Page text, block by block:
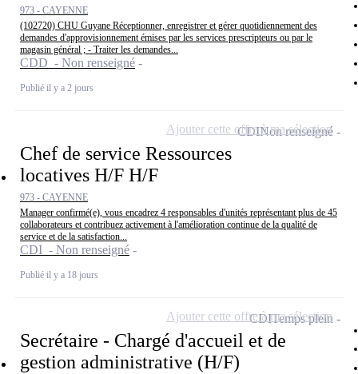
973 - CAYENNE
(102720) CHU Guyane Réceptionner, enregistrer et gérer quotidiennement des
demandes d'approvisionnement émises par les services prescripteurs ou par le
magasin général ; - Traiter les demandes...
CDD - Non renseigné
Publié il y a 2 jours
Chef de service Ressources
locatives H/F H/F
973 - CAYENNE
Manager confirmé(e), vous encadrez 4 responsables d'unités représentant plus de 45
collaborateurs et contribuez activement à l'amélioration continue de la qualité de
service et de la satisfaction...
CDI - Non renseigné
Publié il y a 18 jours
CDINon renseigné
Ajouter cette offre à ma sélection
Secrétaire - Chargé d'accueil et de
gestion administrative (H/F)
CDITemps plein
Ajouter cette offre à ma sélection